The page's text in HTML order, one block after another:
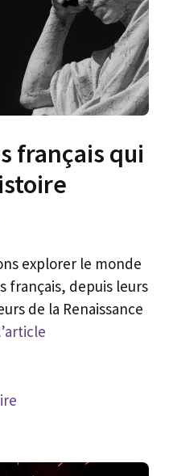
français qui
explorer le monde
français, depuis leurs
de la Renaissance